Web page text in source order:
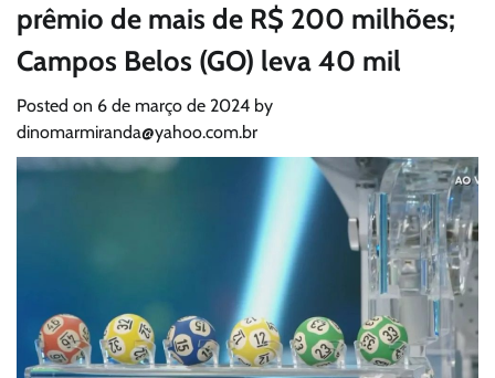
prêmio de mais de R$ 200 milhões;
Campos Belos (GO) leva 40 mil
Posted on 6 de março de 2024 by
dinomarmiranda@yahoo.com.br